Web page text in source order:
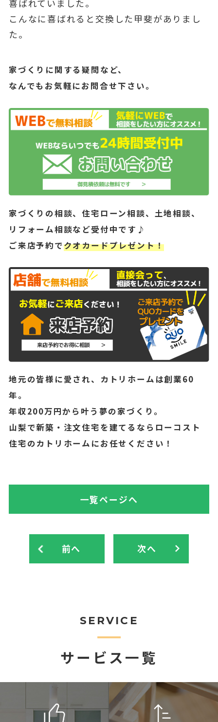
喜ばれていました。
こんなに喜ばれると交換した甲斐がありまし
た。
家づくりに関する疑問など、
なんでもお気軽にお問合せ下さい。
家づくりの相談、住宅ローン相談、土地相談、
リフォーム相談など受付中です♪
ご来店予約でクオカードプレゼント！
地元の皆様に愛され、カトリホームは創業60
年。
年収200万円から叶う夢の家づくり。
山梨で新築・注文住宅を建てるならローコスト
住宅のカトリホームにお任せください！
前へ
一覧ページへ
次へ
SERVICE
サービス一覧